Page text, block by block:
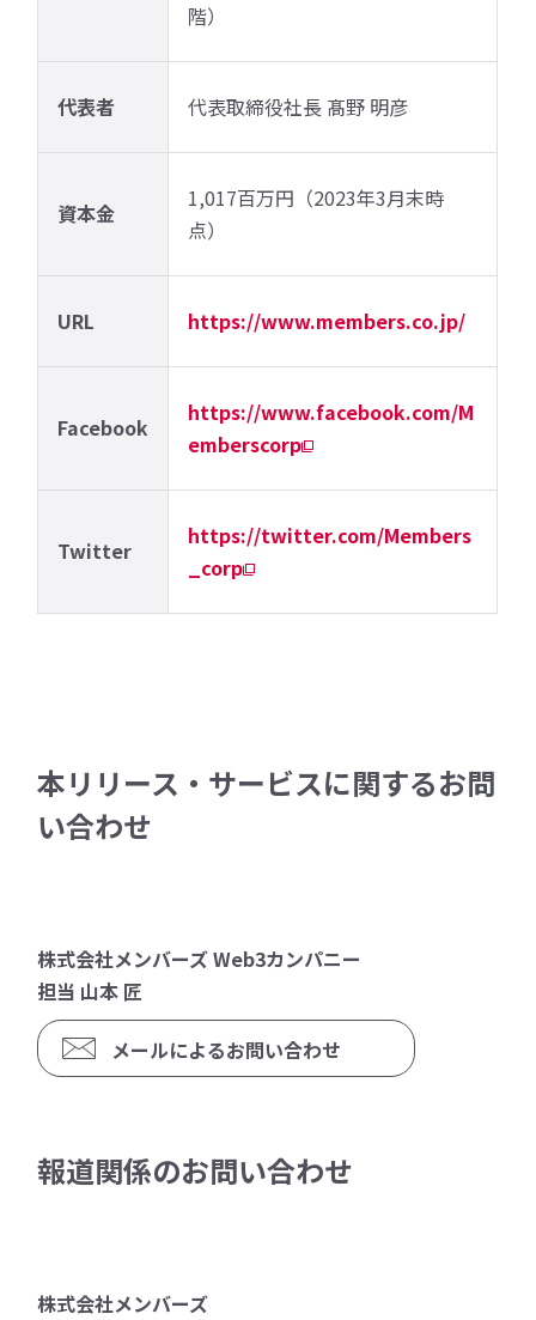
階）
代表者 代表取締役社長 髙野 明彦
資本金
1,017百万円（2023年3月末時
点）
URL https://www.members.co.jp/
Facebook
https://www.facebook.com/M
emberscorp
Twitter
https://twitter.com/Members
_corp
本リリース・サービスに関するお問
い合わせ
株式会社メンバーズ Web3カンパニー
担当 山本 匠
メールによるお問い合わせ
報道関係のお問い合わせ
株式会社メンバーズ